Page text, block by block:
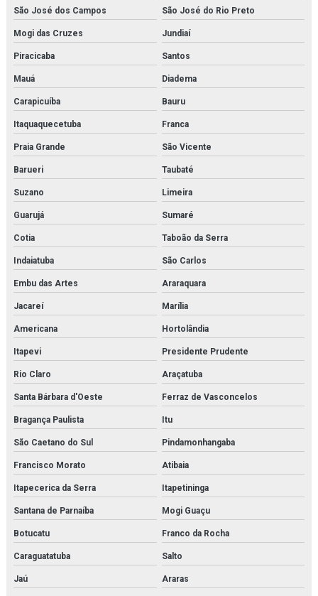
São José dos Campos São José do Rio Preto
Mogi das Cruzes Jundiaí
Piracicaba Santos
Mauá Diadema
Carapicuíba Bauru
Itaquaquecetuba Franca
Praia Grande São Vicente
Barueri Taubaté
Suzano Limeira
Guarujá Sumaré
Cotia Taboão da Serra
Indaiatuba São Carlos
Embu das Artes Araraquara
Jacareí Marília
Americana Hortolândia
Itapevi Presidente Prudente
Rio Claro Araçatuba
Santa Bárbara d'Oeste Ferraz de Vasconcelos
Bragança Paulista Itu
São Caetano do Sul Pindamonhangaba
Francisco Morato Atibaia
Itapecerica da Serra Itapetininga
Santana de Parnaíba Mogi Guaçu
Botucatu Franco da Rocha
Caraguatatuba Salto
Jaú Araras